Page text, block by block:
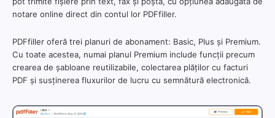
notare online direct din contul lor PDFfiller.
PDFfiller oferă trei planuri de abonament: Basic, Plus și Premium.
Cu toate acestea, numai planul Premium include funcții precum
crearea de șabloane reutilizabile, colectarea plăților cu facturi
PDF și susținerea fluxurilor de lucru cu semnătură electronică.